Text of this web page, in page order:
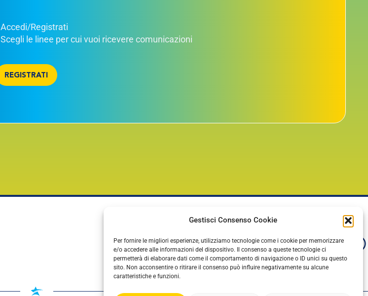
Gestisci Consenso Cookie
Per fornire le migliori esperienze, utilizziamo tecnologie come i cookie per memorizzare
e/o accedere alle informazioni del dispositivo. Il consenso a queste tecnologie ci
permetterà di elaborare dati come il comportamento di navigazione o ID unici su questo
sito. Non acconsentire o ritirare il consenso può influire negativamente su alcune
caratteristiche e funzioni.
Accedi/Registrati
Scegli le linee per cui vuoi ricevere comunicazioni
REGISTRATI